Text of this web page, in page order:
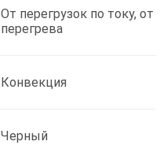
От перегрузок по току, от
перегрева
Конвекция
Черный